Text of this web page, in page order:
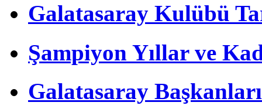
Galatasaray Kulübü
Şampiyon Yıllar ve
Galatasaray Başkanları